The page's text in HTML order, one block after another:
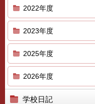
2022年度
2023年度
2025年度
2026年度
学校日記